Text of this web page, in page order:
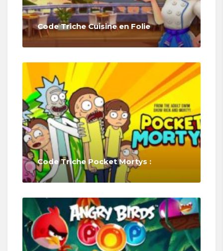
Code Triche Cuisine en Folie
Code Triche Pocket Mortys :